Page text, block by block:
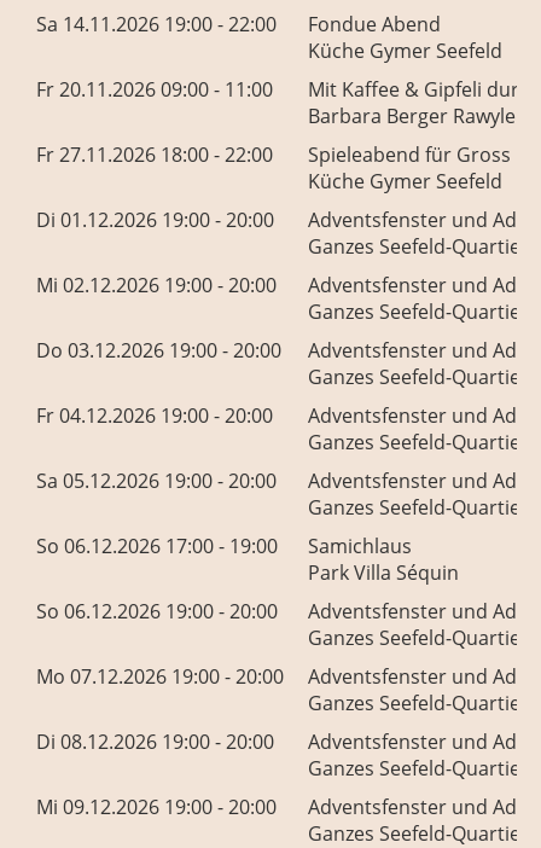
Sa 14.11.2026 19:00 - 22:00
Fondue Abend
Küche Gymer Seefeld
Fr 20.11.2026 09:00 - 11:00
Mit Kaffee & Gipfeli
Barbara Berger Rawyler,
Fr 27.11.2026 18:00 - 22:00
Spieleabend für Gross
Küche Gymer Seefeld
Di 01.12.2026 19:00 - 20:00
Adventsfenster und
Ganzes Seefeld-Quartier
Mi 02.12.2026 19:00 - 20:00
Adventsfenster und
Ganzes Seefeld-Quartier
Do 03.12.2026 19:00 - 20:00
Adventsfenster und
Ganzes Seefeld-Quartier
Fr 04.12.2026 19:00 - 20:00
Adventsfenster und
Ganzes Seefeld-Quartier
Sa 05.12.2026 19:00 - 20:00
Adventsfenster und
Ganzes Seefeld-Quartier
So 06.12.2026 17:00 - 19:00
Samichlaus
Park Villa Séquin
So 06.12.2026 19:00 - 20:00
Adventsfenster und
Ganzes Seefeld-Quartier
Mo 07.12.2026 19:00 - 20:00
Adventsfenster und
Ganzes Seefeld-Quartier
Di 08.12.2026 19:00 - 20:00
Adventsfenster und
Ganzes Seefeld-Quartier
Mi 09.12.2026 19:00 - 20:00
Adventsfenster und
Ganzes Seefeld-Quartier